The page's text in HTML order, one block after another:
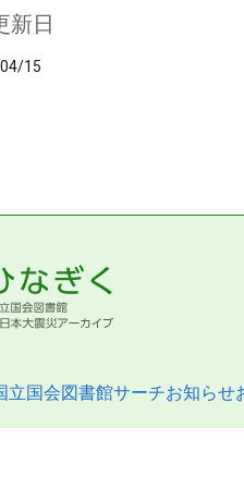
新日
15
立国会図書館サーチお知らせ